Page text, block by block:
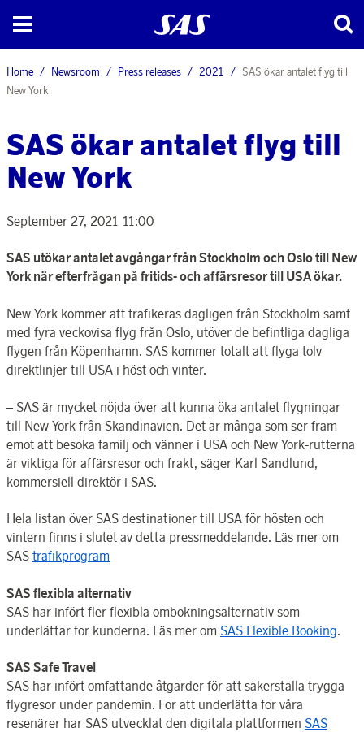
Home Newsroom Press releases 2021
SAS ökar antalet flyg till
New York
SAS ökar antalet flyg till
New York
September 27, 2021 11:00
SAS utökar antalet avgångar från Stockholm och Oslo till New
York när efterfrågan på fritids- och affärsresor till USA ökar.
New York kommer att trafikeras dagligen från Stockholm samt
med fyra veckovisa flyg från Oslo, utöver de befintliga dagliga
flygen från Köpenhamn. SAS kommer totalt att flyga tolv
direktlinjer till USA i höst och vinter.
– SAS är mycket nöjda över att kunna öka antalet flygningar
till New York från Skandinavien. Det är många som ser fram
emot att besöka familj och vänner i USA och New York-rutterna
är viktiga för affärsresor och frakt, säger Karl Sandlund,
kommersiell direktör i SAS.
Hela listan över SAS destinationer till USA för hösten och
vintern finns i slutet av detta pressmeddelande. Läs mer om
SAS trafikprogram
SAS flexibla alternativ
SAS har infört fler flexibla ombokningsalternativ som
underlättar för kunderna. Läs mer om SAS Flexible Booking.
SAS Safe Travel
SAS har infört omfattande åtgärder för att säkerställa trygga
flygresor under pandemin. För att underlätta för våra
resenärer har SAS utvecklat den digitala plattformen SAS